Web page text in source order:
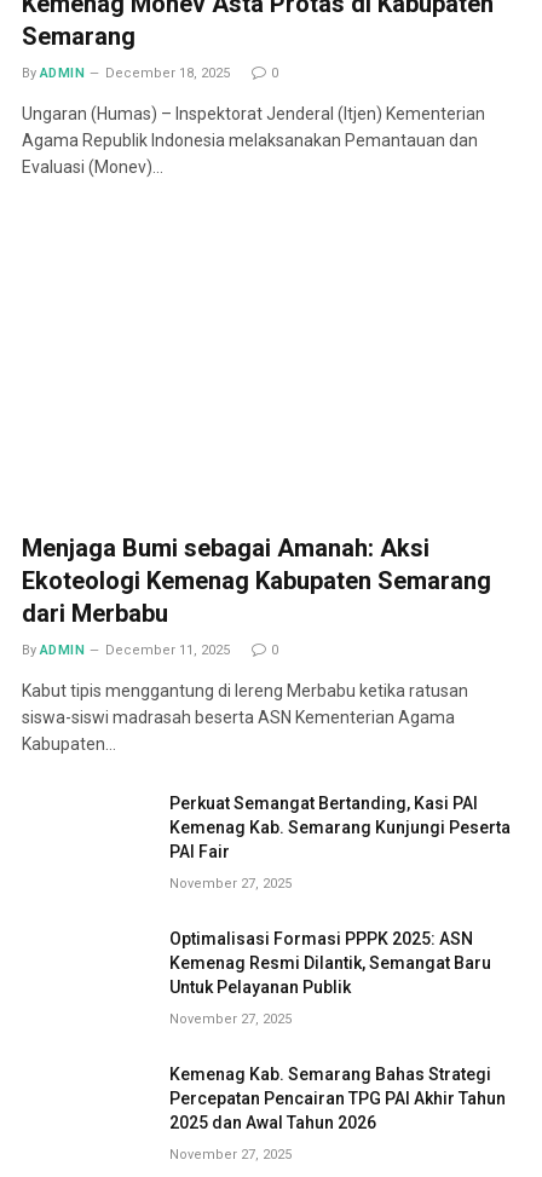
Semarang
By ADMIN December 18, 2025 0
Ungaran (Humas) – Inspektorat Jenderal (Itjen) Kementerian
Agama Republik Indonesia melaksanakan Pemantauan dan
Evaluasi (Monev)…
Menjaga Bumi sebagai Amanah: Aksi
Ekoteologi Kemenag Kabupaten Semarang
dari Merbabu
By ADMIN December 11, 2025 0
Kabut tipis menggantung di lereng Merbabu ketika ratusan
siswa-siswi madrasah beserta ASN Kementerian Agama
Kabupaten…
Perkuat Semangat Bertanding, Kasi PAI
Kemenag Kab. Semarang Kunjungi Peserta
PAI Fair
November 27, 2025
Optimalisasi Formasi PPPK 2025: ASN
Kemenag Resmi Dilantik, Semangat Baru
Untuk Pelayanan Publik
November 27, 2025
Kemenag Kab. Semarang Bahas Strategi
Percepatan Pencairan TPG PAI Akhir Tahun
2025 dan Awal Tahun 2026
November 27, 2025